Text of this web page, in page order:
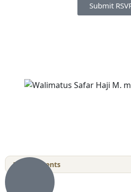
Submit
37 Comments